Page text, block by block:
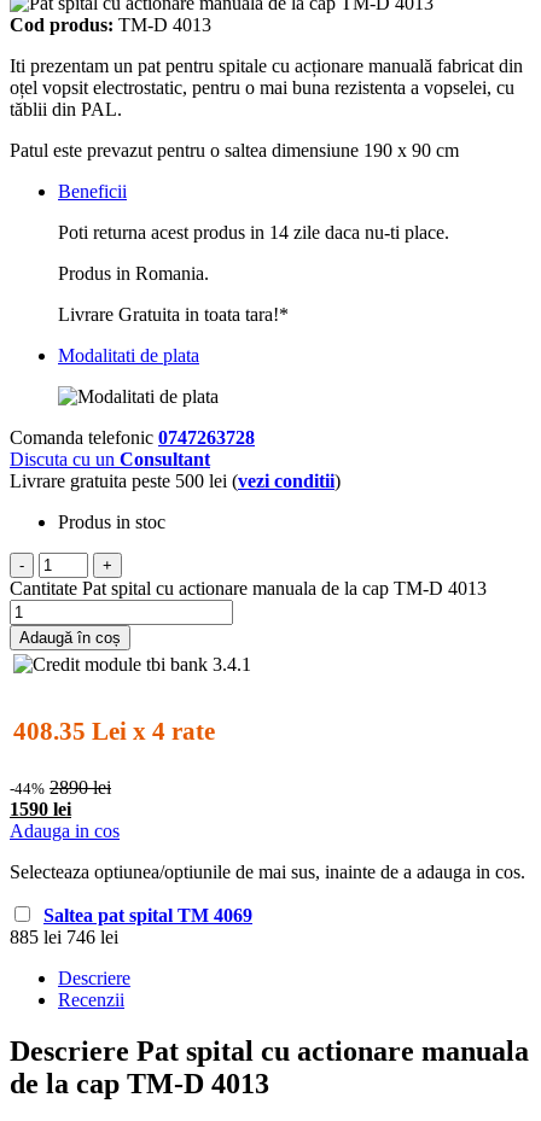
Cod produs: TM-D 4013
Iti prezentam un pat pentru spitale cu acționare manuală fabricat din
oțel vopsit electrostatic, pentru o mai buna rezistenta a vopselei, cu
tăblii din PAL.
Patul este prevazut pentru o saltea dimensiune 190 x 90 cm
Beneficii
Poti returna acest produs in 14 zile daca nu-ti place.
Produs in Romania.
Livrare Gratuita in toata tara!*
Modalitati de plata
Comanda telefonic 0747263728
Discuta cu un Consultant
Livrare gratuita peste 500 lei (vezi conditii)
Produs in stoc
- +
Cantitate Pat spital cu actionare manuala de la cap TM-D 4013
Adaugă în coș
408.35 Lei x 4 rate
-44% 2890 lei
1590 lei
Adauga in cos
Selecteaza optiunea/optiunile de mai sus, inainte de a adauga in cos.
Saltea pat spital TM 4069
885 lei 746 lei
Descriere
Recenzii
Descriere Pat spital cu actionare manuala
de la cap TM-D 4013